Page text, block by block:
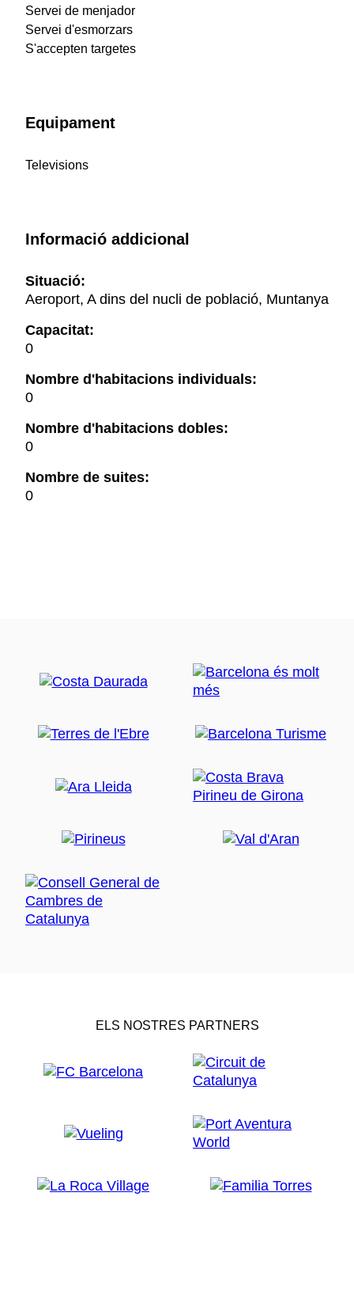
Servei de menjador
Servei d'esmorzars
S'accepten targetes
Equipament
Televisions
Informació addicional
Situació:
Aeroport, A dins del nucli de població, Muntanya
Capacitat:
0
Nombre d'habitacions individuals:
0
Nombre d'habitacions dobles:
0
Nombre de suites:
0
ELS NOSTRES PARTNERS